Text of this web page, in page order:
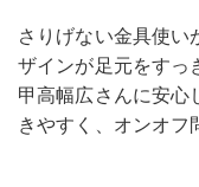
さりげない金具使
ザインが足元をすっ
甲高幅広さんに安心
きやすく、オンオフ